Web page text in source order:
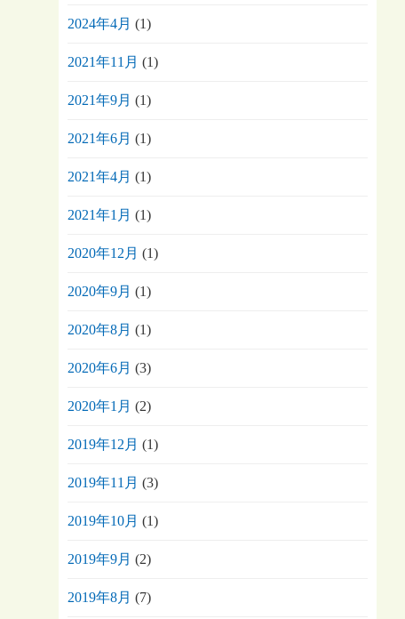
2024年4月 (1)
2021年11月 (1)
2021年9月 (1)
2021年6月 (1)
2021年4月 (1)
2021年1月 (1)
2020年12月 (1)
2020年9月 (1)
2020年8月 (1)
2020年6月 (3)
2020年1月 (2)
2019年12月 (1)
2019年11月 (3)
2019年10月 (1)
2019年9月 (2)
2019年8月 (7)